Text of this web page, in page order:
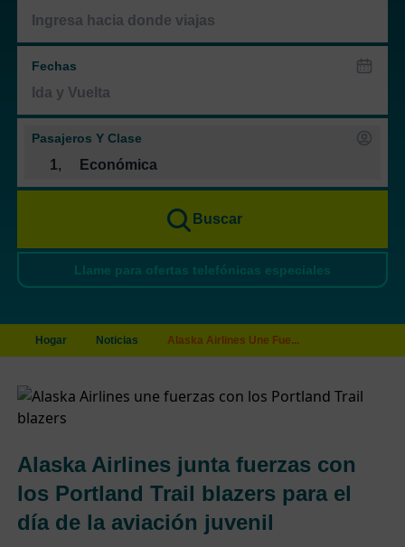
Fechas
Pasajeros Y Clase
1, Económica
Buscar
Llame para ofertas telefónicas especiales
Hogar Noticias Alaska Airlines Une Fue...
Alaska Airlines junta fuerzas con
los Portland Trail blazers para el
día de la aviación juvenil